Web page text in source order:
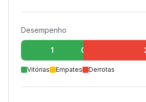
Desempenho
1 0
Vitórias Empates Derrotas